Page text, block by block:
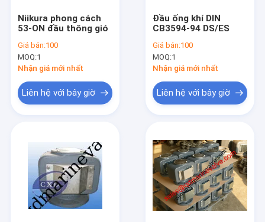
Niikura phong cách
53-ON đầu thông gió
Giá bán:100
MOQ:1
Nhận giá mới nhất
Liên hệ với bây giờ
Đầu ống khí DIN
CB3594-94 DS/ES
Giá bán:100
MOQ:1
Nhận giá mới nhất
Liên hệ với bây giờ